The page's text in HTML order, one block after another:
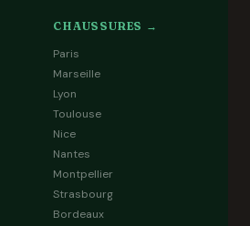
CHAUSSURES →
Paris
Marseille
Lyon
Toulouse
Nice
Nantes
Montpellier
Strasbourg
Bordeaux